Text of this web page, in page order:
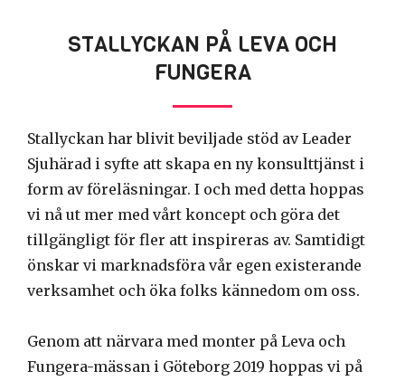
STALLYCKAN PÅ LEVA OCH
FUNGERA
Stallyckan har blivit beviljade stöd av Leader
Sjuhärad i syfte att skapa en ny konsulttjänst i
form av föreläsningar. I och med detta hoppas
vi nå ut mer med vårt koncept och göra det
tillgängligt för fler att inspireras av. Samtidigt
önskar vi marknadsföra vår egen existerande
verksamhet och öka folks kännedom om oss.
Genom att närvara med monter på Leva och
Fungera-mässan i Göteborg 2019 hoppas vi på